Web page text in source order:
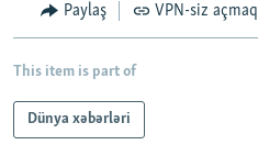
Paylaş VPN-siz açmaq
This item is part of
Dünya xəbərləri